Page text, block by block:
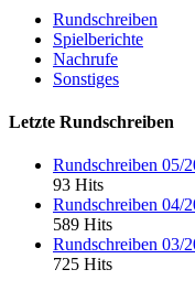
Rundschreiben
Spielberichte
Nachrufe
Sonstiges
Letzte Rundschreiben
Rundschreiben 05/
93 Hits
Rundschreiben 04/
589 Hits
Rundschreiben 03/
725 Hits